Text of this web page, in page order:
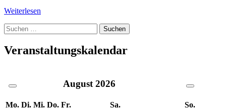
Weiterlesen
Suche
nach:
Veranstaltungskalendar
August 2026
Mo. Di. Mi. Do. Fr. Sa.
So.